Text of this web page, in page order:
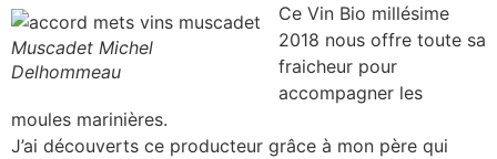
Muscadet Michel
Delhommeau
Ce Vin Bio millésime
2018 nous offre toute sa
fraicheur pour
accompagner les
moules marinières.
J’ai découverts ce producteur grâce à mon père qui